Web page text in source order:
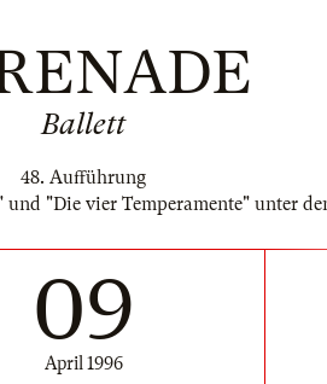
Ballett
48. Aufführung
"Die vier Temperamente" unter
09
April 1996